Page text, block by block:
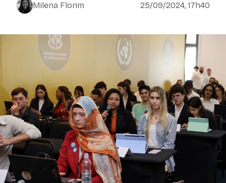
Milena Florim 25/09/2024, 17h40